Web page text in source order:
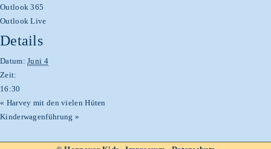
Outlook 365
Outlook Live
Details
Datum: Juni 4
Zeit:
16:30
« Harvey mit den vielen Hüten
Kinderwagenführung »